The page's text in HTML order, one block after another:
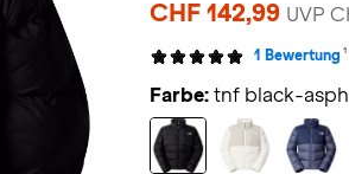
CHF 142,99 UVP
1 Bewertung 1
Farbe: tnf black-